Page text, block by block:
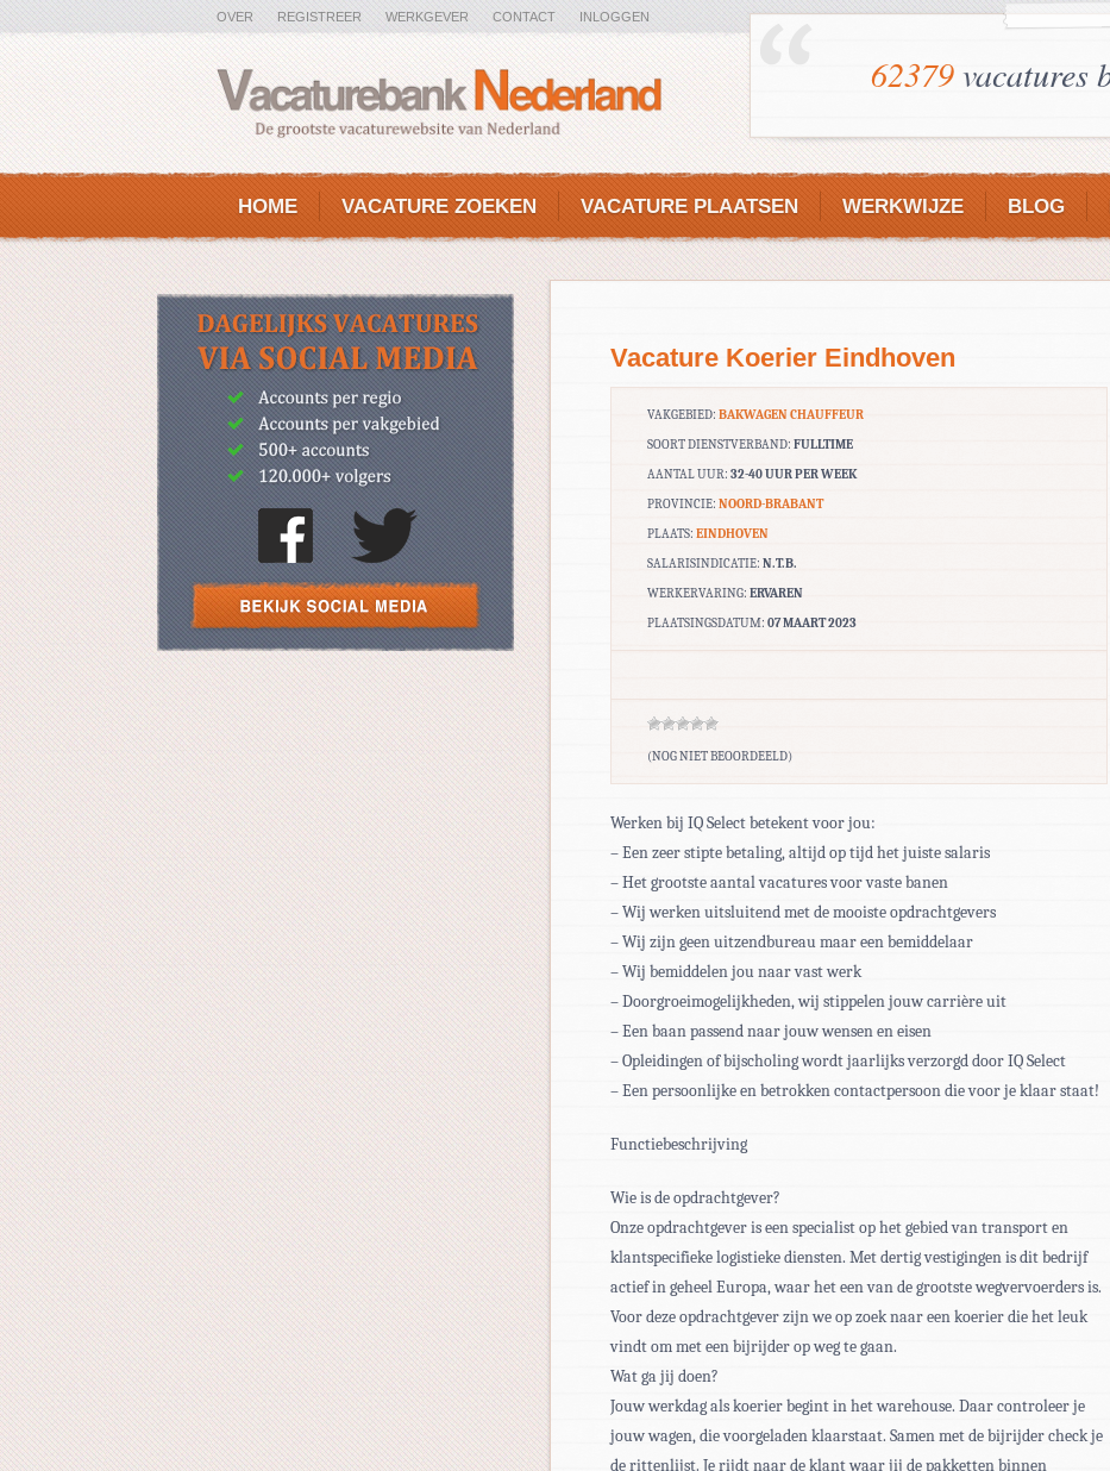
OVER REGISTREER WERKGEVER CONTACT INLOGGEN
62379vacatures
HOME VACATURE ZOEKEN VACATURE PLAATSEN WERKWIJZE BLOG
Vacature Koerier Eindhoven
VAKGEBIED: BAKWAGEN CHAUFFEUR
SOORT DIENSTVERBAND: FULLTIME
AANTAL UUR: 32-40 UUR PER WEEK
PROVINCIE: NOORD-BRABANT
PLAATS: EINDHOVEN
SALARISINDICATIE: N.T.B.
WERKERVARING: ERVAREN
PLAATSINGSDATUM: 07 MAART 2023
(NOG NIET BEOORDEELD)
Werken bij IQ Select betekent voor jou:
– Een zeer stipte betaling, altijd op tijd het juiste salaris
– Het grootste aantal vacatures voor vaste banen
– Wij werken uitsluitend met de mooiste opdrachtgevers
– Wij zijn geen uitzendbureau maar een bemiddelaar
– Wij bemiddelen jou naar vast werk
– Doorgroeimogelijkheden, wij stippelen jouw carrière uit
– Een baan passend naar jouw wensen en eisen
– Opleidingen of bijscholing wordt jaarlijks verzorgd door IQ Select
– Een persoonlijke en betrokken contactpersoon die voor je klaar staat!
Functiebeschrijving
Wie is de opdrachtgever?
Onze opdrachtgever is een specialist op het gebied van transport en
klantspecifieke logistieke diensten. Met dertig vestigingen is dit bedrijf
actief in geheel Europa, waar het een van de grootste wegvervoerders is.
Voor deze opdrachtgever zijn we op zoek naar een koerier die het leuk
vindt om met een bijrijder op weg te gaan.
Wat ga jij doen?
Jouw werkdag als koerier begint in het warehouse. Daar controleer je
jouw wagen, die voorgeladen klaarstaat. Samen met de bijrijder check je
de rittenlijst. Je rijdt naar de klant waar jij de pakketten binnen